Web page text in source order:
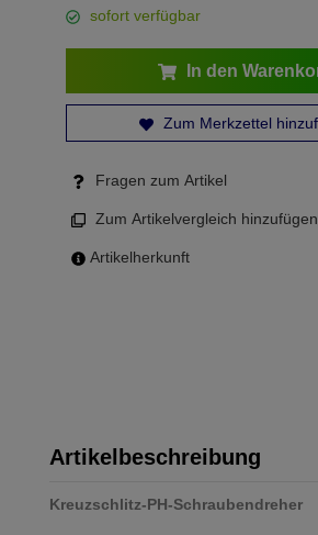
sofort verfügbar
In den
Zum Merkzettel
Fragen zum Artikel
Zum Artikelvergleich hinzufügen
Artikelherkunft
Artikelbeschreibung
Kreuzschlitz-PH-Schraubendreher